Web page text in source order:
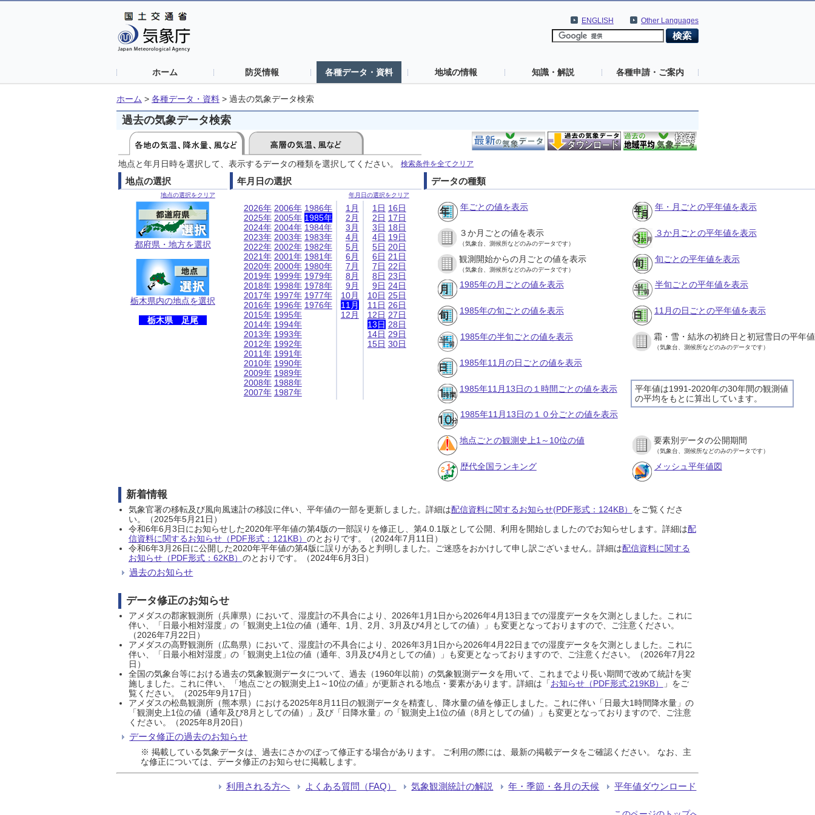
Other Languages
ENGLISH
ホーム 防災情報 各種データ・資料 地域の情報 知識・解説 各種申請・ご案内
ホーム > 各種データ・資料 > 過去の気象データ検索
過去の気象データ検索
地点と年月日時を選択して、表示するデータの種類を選択してください。 検索条件を全てクリア
地点の選択
地点の選択をクリア
都府県・地方を選択
栃木県内の地点を選択
栃木県 足尾
年月日の選択
年月日の選択をクリア
2026年
2025年
2024年
2023年
2022年
2021年
2020年
2019年
2018年
2017年
2016年
2015年
2014年
2013年
2012年
2011年
2010年
2009年
2008年
2007年
2006年
2005年
2004年
2003年
2002年
2001年
2000年
1999年
1998年
1997年
1996年
1995年
1994年
1993年
1992年
1991年
1990年
1989年
1988年
1987年
1986年
1985年
1984年
1983年
1982年
1981年
1980年
1979年
1978年
1977年
1976年
1月
2月
3月
4月
5月
6月
7月
8月
9月
10月
11月
12月
1日
2日
3日
4日
5日
6日
7日
8日
9日
10日
11日
12日
13日
14日
15日
16日
17日
18日
19日
20日
21日
22日
23日
24日
25日
26日
27日
28日
29日
30日
データの種類
年ごとの値を表示 年・月ごとの平年値を表示
３か月ごとの値を表示
（気象台、測候所などのみのデータです）
３か月ごとの平年値を表示
観測開始からの月ごとの値を表示
（気象台、測候所などのみのデータです）
旬ごとの平年値を表示
1985年の月ごとの値を表示 半旬ごとの平年値を表示
1985年の旬ごとの値を表示 11月の日ごとの平年値を表示
1985年の半旬ごとの値を表示 霜・雪・結氷の初終日と初冠雪日の平年
（気象台、測候所などのみのデータです）
1985年11月の日ごとの値を表示
平年値は1991-2020年の30年間の観測値
の平均をもとに算出しています。
1985年11月13日の１時間ごとの値を表示
1985年11月13日の１０分ごとの値を表示
地点ごとの観測史上1～10位の値 要素別データの公開期間
（気象台、測候所などのみのデータです）
歴代全国ランキング メッシュ平年値図
新着情報
気象官署の移転及び風向風速計の移設に伴い、平年値の一部を更新しました。詳細は配信資料に関するお知らせ(PDF形式：124KB） をご覧くださ
い。（2025年5月21日）
令和6年6月3日にお知らせした2020年平年値の第4版の一部誤りを修正し、第4.0.1版として公開、利用を開始しましたのでお知らせします。詳細は配
信資料に関するお知らせ（PDF形式：121KB） のとおりです。（2024年7月11日）
令和6年3月26日に公開した2020年平年値の第4版に誤りがあると判明しました。ご迷惑をおかけして申し訳ございません。詳細は配信資料に関する
お知らせ（PDF形式：62KB） のとおりです。（2024年6月3日）
過去のお知らせ
データ修正のお知らせ
アメダスの郡家観測所（兵庫県）において、湿度計の不具合により、2026年1月1日から2026年4月13日までの湿度データを欠測としました。これに
伴い、「日最小相対湿度」の「観測史上1位の値（通年、1月、2月、3月及び4月としての値）」も変更となっておりますので、ご注意ください。
（2026年7月22日）
アメダスの高野観測所（広島県）において、湿度計の不具合により、2026年3月1日から2026年4月22日までの湿度データを欠測としました。これに
伴い、「日最小相対湿度」の「観測史上1位の値（通年、3月及び4月としての値）」も変更となっておりますので、ご注意ください。（2026年7月22
日）
全国の気象台等における過去の気象観測データについて、過去（1960年以前）の気象観測データを用いて、これまでより長い期間で改めて統計を実
施しました。これに伴い、「地点ごとの観測史上1～10位の値」が更新される地点・要素があります。詳細は「お知らせ（PDF形式:219KB）
」をご
覧ください。（2025年9月17日）
アメダスの松島観測所（熊本県）における2025年8月11日の観測データを精査し、降水量の値を修正しました。これに伴い「日最大1時間降水量」の
「観測史上1位の値（通年及び8月としての値）」及び「日降水量」の「観測史上1位の値（8月としての値）」も変更となっておりますので、ご注意
ください。（2025年8月20日）
データ修正の過去のお知らせ
※ 掲載している気象データは、過去にさかのぼって修正する場合があります。 ご利用の際には、最新の掲載データをご確認ください。 なお、主
な修正については、データ修正のお知らせに掲載します。
利用される方へ よくある質問（FAQ） 気象観測統計の解説 年・季節・各月の天候 平年値ダウンロード